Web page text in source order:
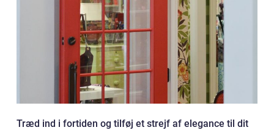
Træd ind i fortiden og tilføj et strejf af elegance til dit